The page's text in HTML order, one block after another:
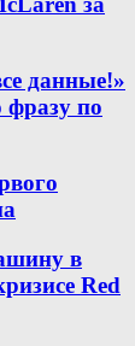
данные!»
фразу по
в
Red